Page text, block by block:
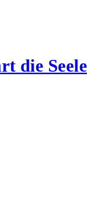
die Seele